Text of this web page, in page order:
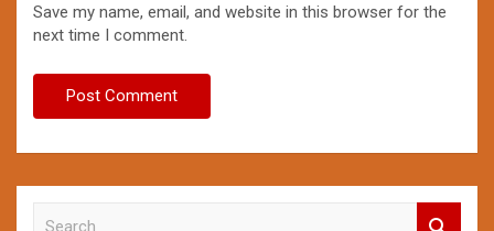
Save my name, email, and website in this browser for the
next time I comment.